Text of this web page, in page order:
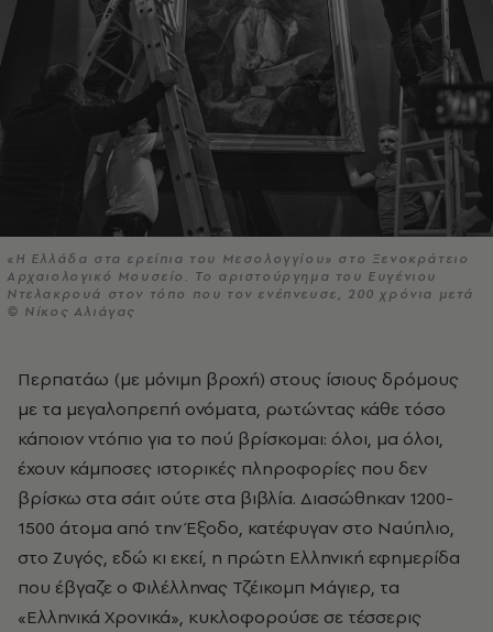
«Η Ελλάδα στα ερείπια του Μεσολογγίου» στο Ξενοκράτειο
Αρχαιολογικό Μουσείο. Το αριστούργημα του Ευγένιου
Ντελακρουά στον τόπο που τον ενέπνευσε, 200 χρόνια μετά
© Νίκος Αλιάγας
Περπατάω (με μόνιμη βροχή) στους ίσιους δρόμους
με τα μεγαλοπρεπή ονόματα, ρωτώντας κάθε τόσο
κάποιον ντόπιο για το πού βρίσκομαι: όλοι, μα όλοι,
έχουν κάμποσες ιστορικές πληροφορίες που δεν
βρίσκω στα σάιτ ούτε στα βιβλία. Διασώθηκαν 1200-
1500 άτομα από την Έξοδο, κατέφυγαν στο Ναύπλιο,
στο Ζυγός, εδώ κι εκεί, η πρώτη Ελληνική εφημερίδα
που έβγαζε ο Φιλέλληνας Τζέικομπ Μάγιερ, τα
«Ελληνικά Χρονικά», κυκλοφορούσε σε τέσσερις